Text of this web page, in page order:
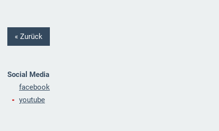
« Zurück
Social Media
facebook
youtube